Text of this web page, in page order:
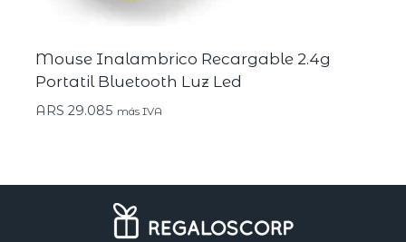
Mouse Inalambrico Recargable 2.4g
Portatil Bluetooth Luz Led
ARS 29.085 más IVA